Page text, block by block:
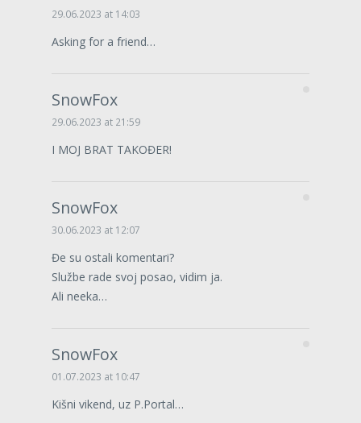
29.06.2023 at 14:03
Asking for a friend…
SnowFox
29.06.2023 at 21:59
I MOJ BRAT TAKOĐER!
SnowFox
30.06.2023 at 12:07
Đe su ostali komentari?
Službe rade svoj posao, vidim ja.
Ali neeka…
SnowFox
01.07.2023 at 10:47
Kišni vikend, uz P.Portal…